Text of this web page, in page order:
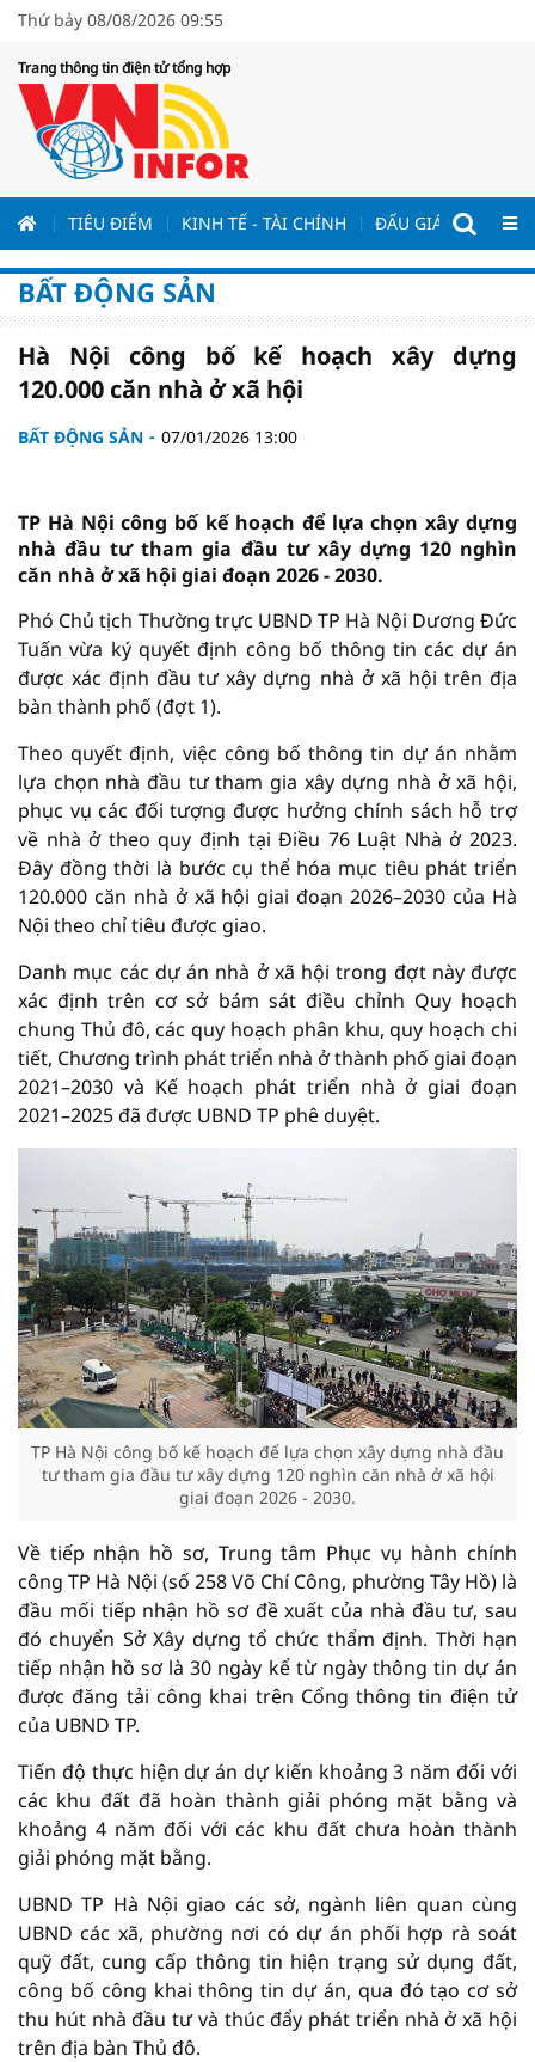
Thứ bảy 08/08/2026 09:55
Trang thông tin điện tử tổng hợp
TIÊU ĐIỂM KINH TẾ - TÀI CHÍNH ĐẤU GIÁ - ĐẤU
BẤT ĐỘNG SẢN
Hà Nội công bố kế hoạch xây dựng
120.000 căn nhà ở xã hội
BẤT ĐỘNG SẢN 07/01/2026 13:00
TP Hà Nội công bố kế hoạch để lựa chọn xây dựng
nhà đầu tư tham gia đầu tư xây dựng 120 nghìn
căn nhà ở xã hội giai đoạn 2026 - 2030.
Phó Chủ tịch Thường trực UBND TP Hà Nội Dương Đức
Tuấn vừa ký quyết định công bố thông tin các dự án
được xác định đầu tư xây dựng nhà ở xã hội trên địa
bàn thành phố (đợt 1).
Theo quyết định, việc công bố thông tin dự án nhằm
lựa chọn nhà đầu tư tham gia xây dựng nhà ở xã hội,
phục vụ các đối tượng được hưởng chính sách hỗ trợ
về nhà ở theo quy định tại Điều 76 Luật Nhà ở 2023.
Đây đồng thời là bước cụ thể hóa mục tiêu phát triển
120.000 căn nhà ở xã hội giai đoạn 2026–2030 của Hà
Nội theo chỉ tiêu được giao.
Danh mục các dự án nhà ở xã hội trong đợt này được
xác định trên cơ sở bám sát điều chỉnh Quy hoạch
chung Thủ đô, các quy hoạch phân khu, quy hoạch chi
tiết, Chương trình phát triển nhà ở thành phố giai đoạn
2021–2030 và Kế hoạch phát triển nhà ở giai đoạn
2021–2025 đã được UBND TP phê duyệt.
TP Hà Nội công bố kế hoạch để lựa chọn xây dựng nhà đầu
tư tham gia đầu tư xây dựng 120 nghìn căn nhà ở xã hội
giai đoạn 2026 - 2030.
Về tiếp nhận hồ sơ, Trung tâm Phục vụ hành chính
công TP Hà Nội (số 258 Võ Chí Công, phường Tây Hồ) là
đầu mối tiếp nhận hồ sơ đề xuất của nhà đầu tư, sau
đó chuyển Sở Xây dựng tổ chức thẩm định. Thời hạn
tiếp nhận hồ sơ là 30 ngày kể từ ngày thông tin dự án
được đăng tải công khai trên Cổng thông tin điện tử
của UBND TP.
Tiến độ thực hiện dự án dự kiến khoảng 3 năm đối với
các khu đất đã hoàn thành giải phóng mặt bằng và
khoảng 4 năm đối với các khu đất chưa hoàn thành
giải phóng mặt bằng.
UBND TP Hà Nội giao các sở, ngành liên quan cùng
UBND các xã, phường nơi có dự án phối hợp rà soát
quỹ đất, cung cấp thông tin hiện trạng sử dụng đất,
công bố công khai thông tin dự án, qua đó tạo cơ sở
thu hút nhà đầu tư và thúc đẩy phát triển nhà ở xã hội
trên địa bàn Thủ đô.